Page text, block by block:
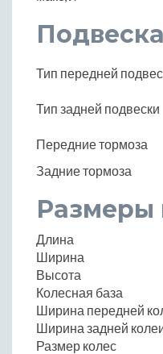
Тип передней
Тип задней подвески
Передние тормоза
Задние тормоза
Размеры
Длина
Ширина
Высота
Колесная база
Ширина передней
Ширина задней
Размер колес